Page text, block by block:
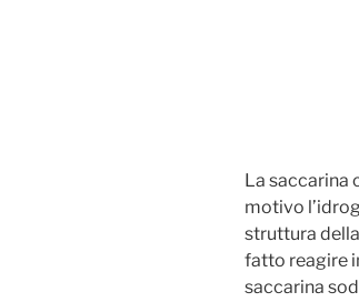
La saccarina
motivo
struttura
fatto reagire
saccarina